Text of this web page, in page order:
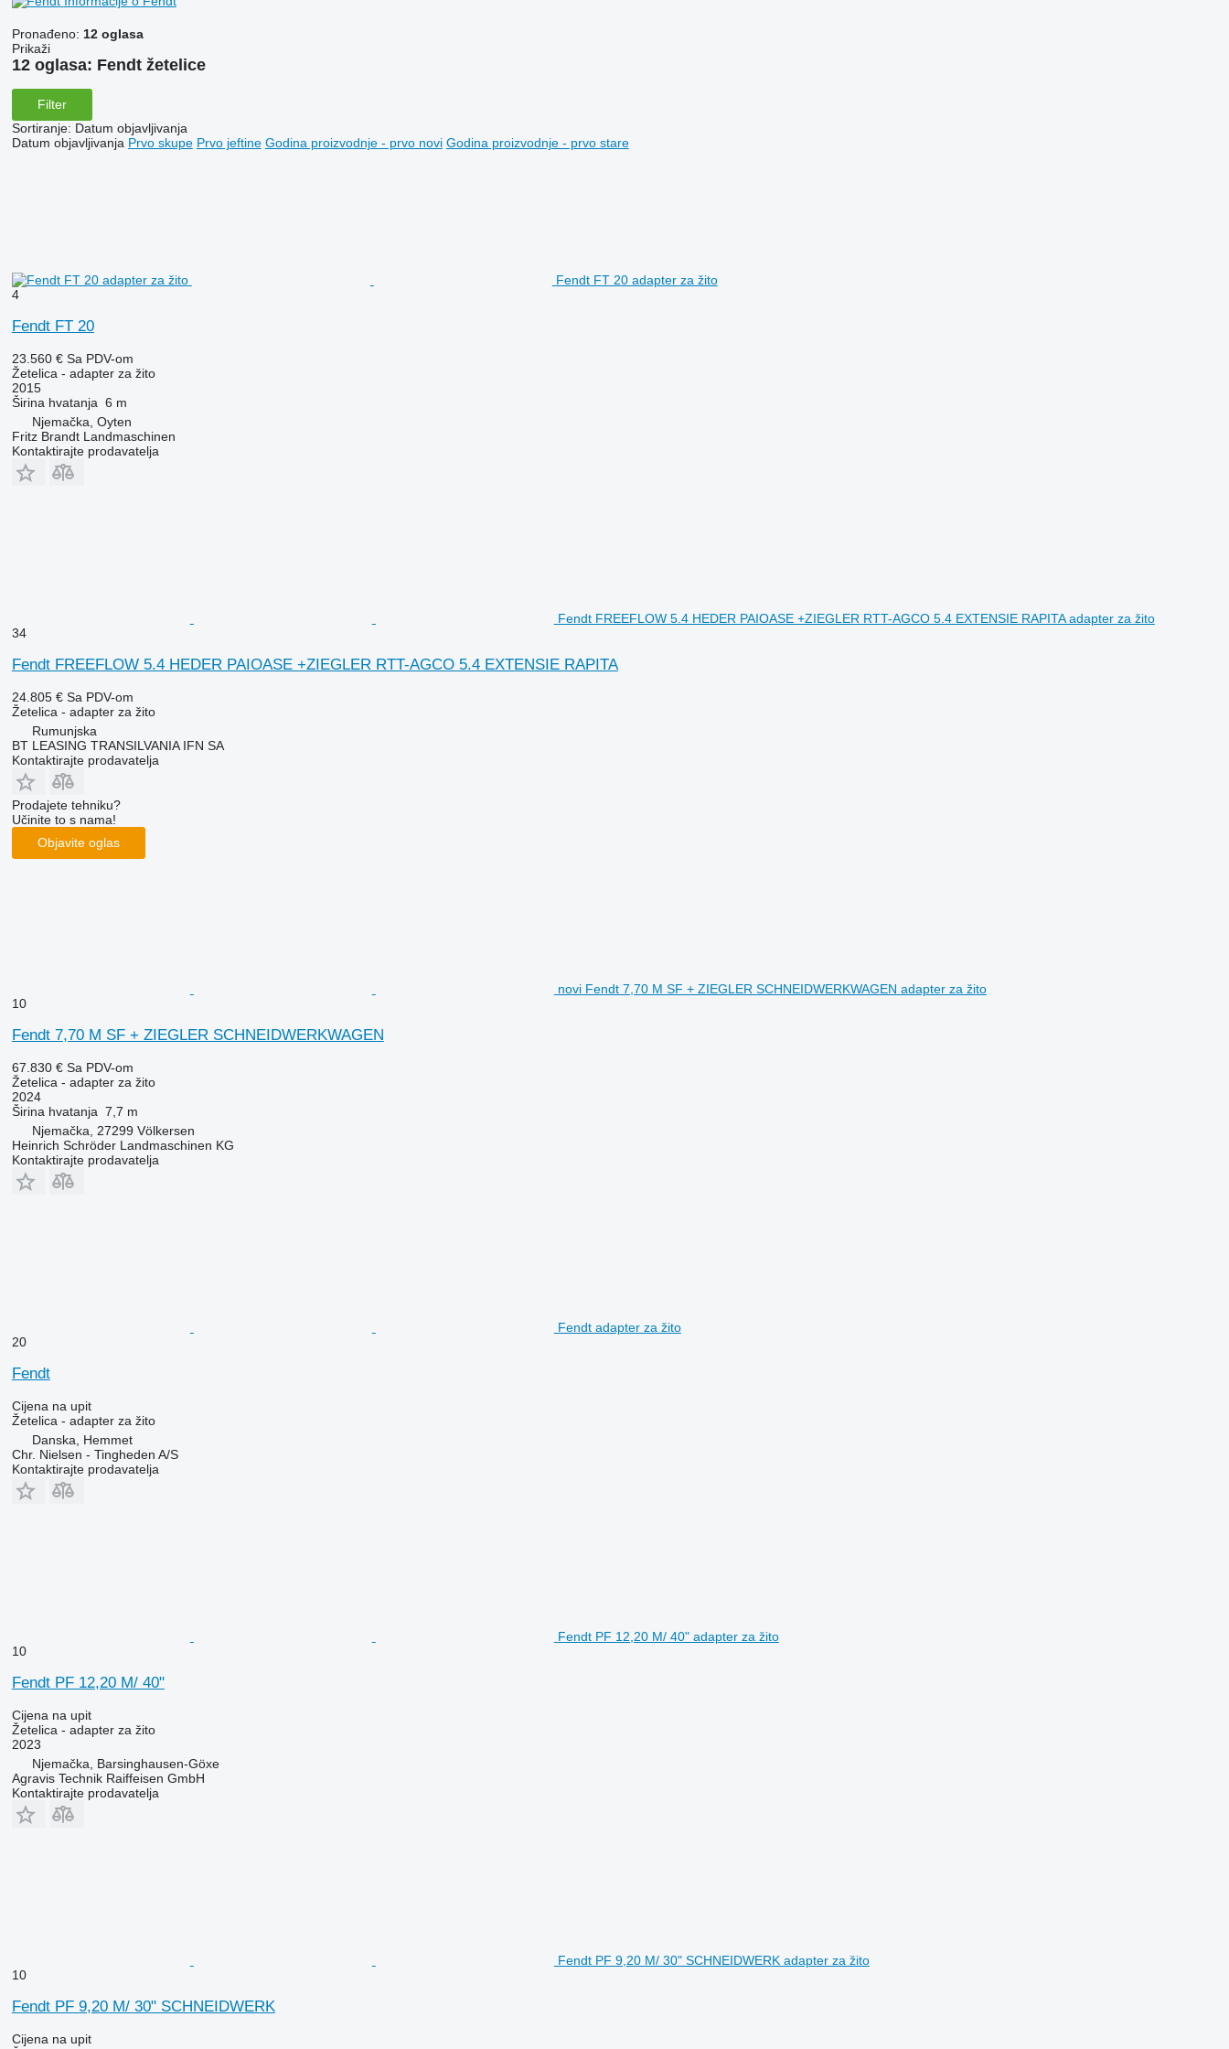
Pronađeno: 12 oglasa
Prikaži
12 oglasa: Fendt žetelice
Filter
Sortiranje: Datum objavljivanja
Datum objavljivanja Prvo skupe Prvo jeftine Godina proizvodnje - prvo novi Godina proizvodnje - prvo stare
Fendt FT 20 adapter za žito
4
Fendt FT 20
23.560 € Sa PDV-om
Žetelica - adapter za žito
2015
Širina hvatanja 6 m
Njemačka, Oyten
Fritz Brandt Landmaschinen
Kontaktirajte prodavatelja
Fendt FREEFLOW 5.4 HEDER PAIOASE +ZIEGLER RTT-AGCO 5.4 EXTENSIE RAPITA adapter za žito
34
Fendt FREEFLOW 5.4 HEDER PAIOASE +ZIEGLER RTT-AGCO 5.4 EXTENSIE RAPITA
24.805 € Sa PDV-om
Žetelica - adapter za žito
Rumunjska
BT LEASING TRANSILVANIA IFN SA
Kontaktirajte prodavatelja
Prodajete tehniku?
Učinite to s nama!
Objavite oglas
novi Fendt 7,70 M SF + ZIEGLER SCHNEIDWERKWAGEN adapter za žito
10
Fendt 7,70 M SF + ZIEGLER SCHNEIDWERKWAGEN
67.830 € Sa PDV-om
Žetelica - adapter za žito
2024
Širina hvatanja 7,7 m
Njemačka, 27299 Völkersen
Heinrich Schröder Landmaschinen KG
Kontaktirajte prodavatelja
Fendt adapter za žito
20
Fendt
Cijena na upit
Žetelica - adapter za žito
Danska, Hemmet
Chr. Nielsen - Tingheden A/S
Kontaktirajte prodavatelja
Fendt PF 12,20 M/ 40" adapter za žito
10
Fendt PF 12,20 M/ 40"
Cijena na upit
Žetelica - adapter za žito
2023
Njemačka, Barsinghausen-Göxe
Agravis Technik Raiffeisen GmbH
Kontaktirajte prodavatelja
Fendt PF 9,20 M/ 30" SCHNEIDWERK adapter za žito
10
Fendt PF 9,20 M/ 30" SCHNEIDWERK
Cijena na upit